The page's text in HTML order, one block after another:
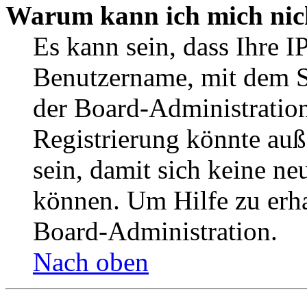
Warum kann ich mich
Es kann sein, dass Ihre
Benutzername, mit dem
der Board-
Registrierung könnte
sein, damit sich keine
können. Um Hilfe zu
Board-Administration.
Nach oben